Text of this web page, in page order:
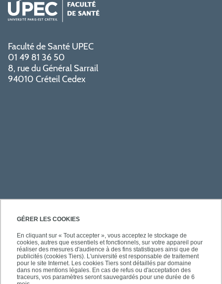
GÉRER LES COOKIES
En cliquant sur « Tout accepter », vous acceptez le stockage de
cookies, autres que essentiels et fonctionnels, sur votre appareil pour
réaliser des mesures d'audience à des fins statistiques ainsi que de
publicités (cookies Tiers). L'université est responsable de traitement
pour le site Internet. Les cookies Tiers sont détaillés par domaine
dans nos mentions légales. En cas de refus ou d'acceptation des
traceurs, vos paramètres seront sauvegardés pour une durée de 6
Faculté de Santé UPEC
01 49 81 36 50
8, rue du Général Sarrail
94010 Créteil Cedex
PRATIQUE
ACCÈS RAPIDES